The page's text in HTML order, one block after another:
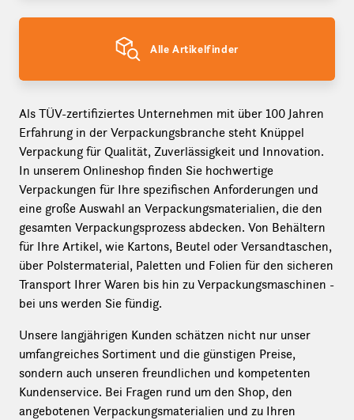
Alle Artikelfinder
Als TÜV-zertifiziertes Unternehmen mit über 100 Jahren
Erfahrung in der Verpackungsbranche steht Knüppel
Verpackung für Qualität, Zuverlässigkeit und Innovation.
In unserem Onlineshop finden Sie hochwertige
Verpackungen für Ihre spezifischen Anforderungen und
eine große Auswahl an Verpackungsmaterialien, die den
gesamten Verpackungsprozess abdecken. Von Behältern
für Ihre Artikel, wie Kartons, Beutel oder Versandtaschen,
über Polstermaterial, Paletten und Folien für den sicheren
Transport Ihrer Waren bis hin zu Verpackungsmaschinen -
bei uns werden Sie fündig.
Unsere langjährigen Kunden schätzen nicht nur unser
umfangreiches Sortiment und die günstigen Preise,
sondern auch unseren freundlichen und kompetenten
Kundenservice. Bei Fragen rund um den Shop, den
angebotenen Verpackungsmaterialien und zu Ihren